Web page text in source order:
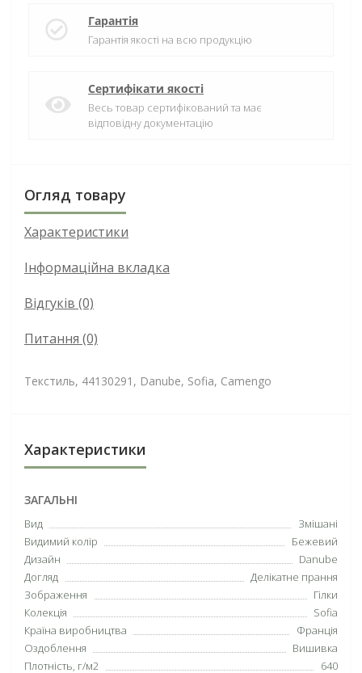
Гарантія
Гарантія якості на всю продукцію
Сертифікати якості
Весь товар сертифікований та має
відповідну документацію
Огляд товару
Характеристики
Інформаційна вкладка
Відгуків (0)
Питання (0)
Текстиль, 44130291, Danube, Sofia, Camengo
Характеристики
ЗАГАЛЬНІ
Вид
Змішані
Видимий колір
Бежевий
Дизайн
Danube
Догляд
Делікатне прання
Зображення
Гілки
Колекція
Sofia
Країна виробництва
Франція
Оздоблення
Вишивка
Плотність, г/м2
640